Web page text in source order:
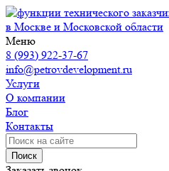
в Москве и Московской области
Меню
8 (993) 922-37-67
info@petrovdevelopment.ru
Услуги
О компании
Блог
Контакты
Поиск